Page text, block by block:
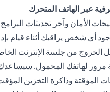
عبر الهاتف المتحرك
الأمان وآخر تحديثات
أي شخص يراقبك أثناء قيام
الخروج من جلسة الإنترنت
مرور لهاتفك المحمول.
المؤقتة وذاكرة التخزين